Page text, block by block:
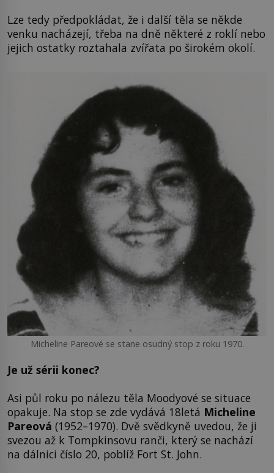
Lze tedy předpokládat, že i další těla se někde
venku nacházejí, třeba na dně některé z roklí nebo
jejich ostatky roztahala zvířata po širokém okolí.
Micheline Pareové se stane osudný stop z roku 1970.
Je už sérii konec?
Asi půl roku po nálezu těla Moodyové se situace
opakuje. Na stop se zde vydává 18letá Micheline
Pareová (1952–1970). Dvě svědkyně uvedou, že ji
svezou až k Tompkinsovu ranči, který se nachází
na dálnici číslo 20, poblíž Fort St. John.